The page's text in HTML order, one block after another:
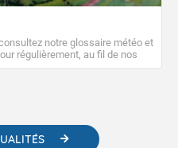
notre glossaire météo et
régulièrement, au fil de nos
des liens utiles vers nos